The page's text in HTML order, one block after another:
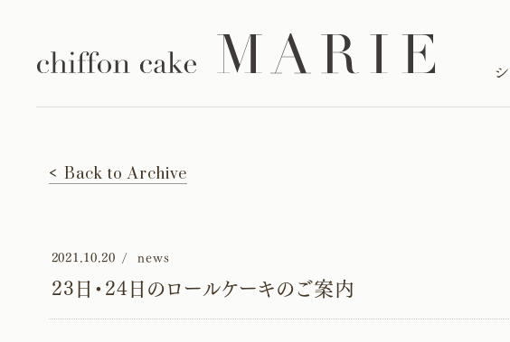
2021.10.20 news
23日・24日のロールケーキのご案内
Back to Archive